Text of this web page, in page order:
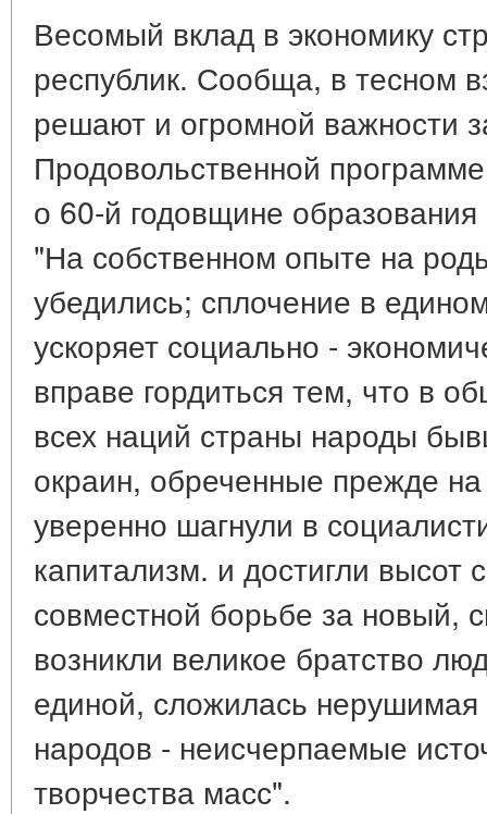
Весомый вклад в экономику
республик. Сообща, в тесном
решают и огромной важности
Продовольственной
о 60-й годовщине
"На собственном опыте на
убедились; сплочение в
ускоряет социально -
вправе гордиться тем, что в
всех наций страны народы
окраин, обреченные прежде
уверенно шагнули в
капитализм. и достигли высот
совместной борьбе за новый,
возникли великое братство
единой, сложилась
народов - неисчерпаемые
творчества масс".